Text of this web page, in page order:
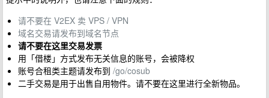
请不要在 V2EX 卖 VPS / VPN
域名交易请发布到域名节点
请不要在这里交易发票
用「借楼」方式发布无关信息的账号，会被降权
账号合租类主题请发布到 /go/cosub
二手交易是用于出售自用物件。请不要在这里进行全新物品。